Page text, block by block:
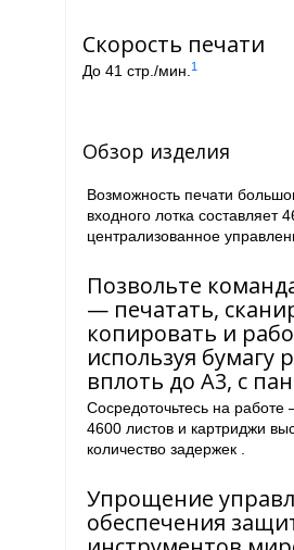
Скорость печати
До 41 стр./мин.1
Обзор изделия
Возможность печати
входного лотка составляет
централизованное
Позвольте
— печатать,
копировать и
используя бумагу
вплоть до A3, с
Сосредоточьтесь на
4600 листов и картриджи
количество задержек .
Упрощение
обеспечения